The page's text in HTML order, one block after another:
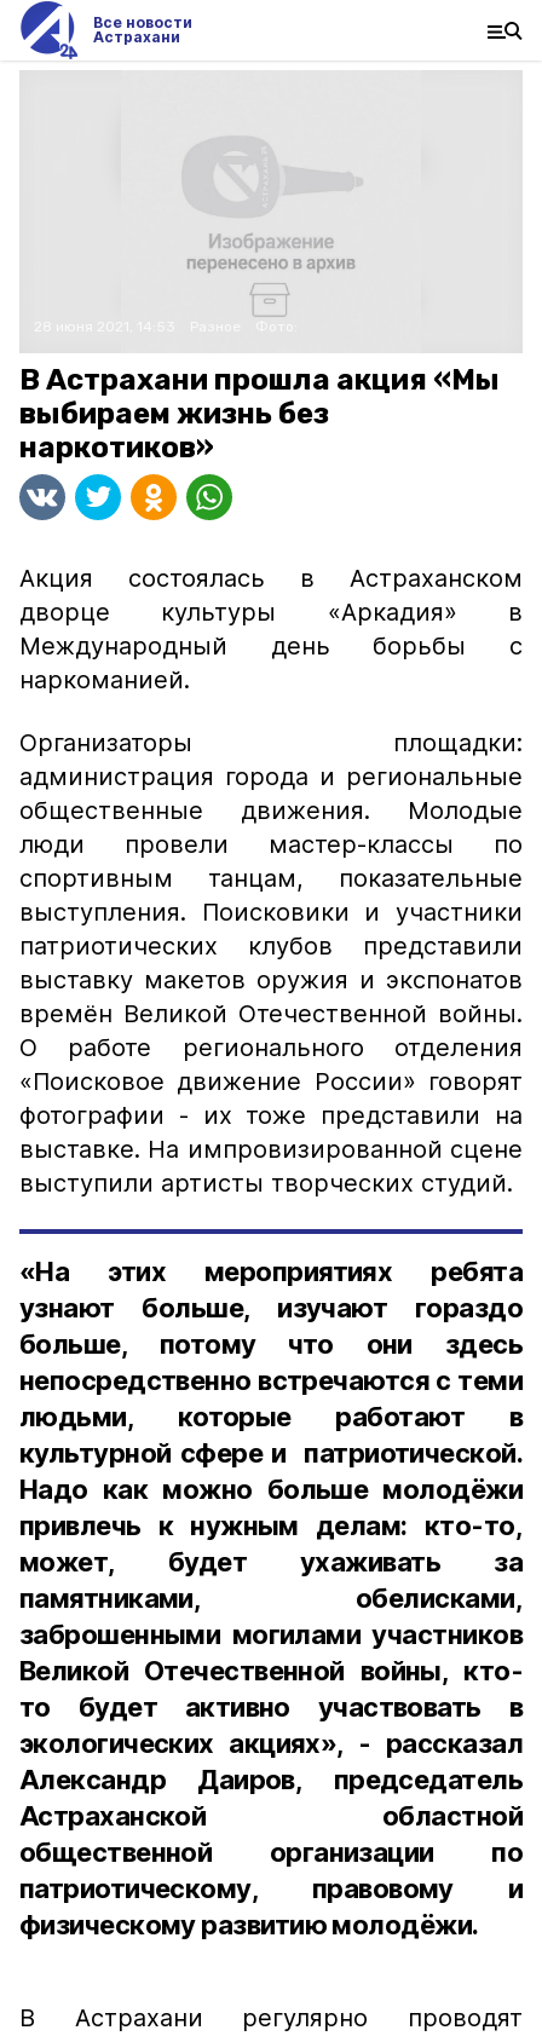
Все новости
Астрахани
В Астрахани прошла акция «Мы
выбираем жизнь без
наркотиков»
Акция состоялась в Астраханском
дворце культуры «Аркадия» в
Международный день борьбы с
наркоманией.
Организаторы площадки:
администрация города и региональные
общественные движения. Молодые
люди провели мастер-классы по
спортивным танцам, показательные
выступления. Поисковики и участники
патриотических клубов представили
выставку макетов оружия и экспонатов
времён Великой Отечественной войны.
О работе регионального отделения
«Поисковое движение России» говорят
фотографии - их тоже представили на
выставке. На импровизированной сцене
выступили артисты творческих студий.
«На этих мероприятиях ребята
узнают больше, изучают гораздо
больше, потому что они здесь
непосредственно встречаются с теми
людьми, которые работают в
культурной сфере и патриотической.
Надо как можно больше молодёжи
привлечь к нужным делам: кто-то,
может, будет ухаживать за
памятниками, обелисками,
заброшенными могилами участников
Великой Отечественной войны, кто-
то будет активно участвовать в
экологических акциях», - рассказал
Александр Даиров, председатель
Астраханской областной
общественной организации по
патриотическому, правовому и
физическому развитию молодёжи.
В Астрахани регулярно проводят